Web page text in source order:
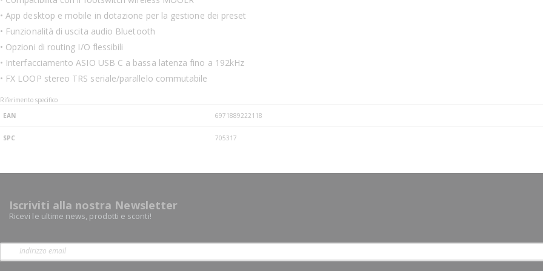
• App desktop e mobile in dotazione per la gestione dei preset
• Funzionalità di uscita audio Bluetooth
• Opzioni di routing I/O flessibili
• Interfacciamento ASIO USB C a bassa latenza fino a 192kHz
• FX LOOP stereo TRS seriale/parallelo commutabile
Riferimento specifico
EAN
6971889222118
SPC 705317
Iscriviti alla nostra Newsletter
Ricevi le ultime news, prodotti e sconti!